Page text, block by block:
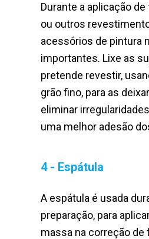
Durante a aplicação
ou outros
acessórios de pintura
importantes. Lixe as
pretende revestir,
grão fino, para as
eliminar
uma melhor adesão
4 - Espátula
A espátula é usada
preparação, para
massa na correção de